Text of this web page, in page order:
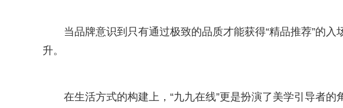
当品牌意识到只有通过极致的品质才能获得“精品推荐”的
升。
在生活方式的构建上，“九九在线”更是扮演了美学引导者